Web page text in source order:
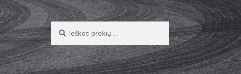
Ieškoti:
Ieškoti